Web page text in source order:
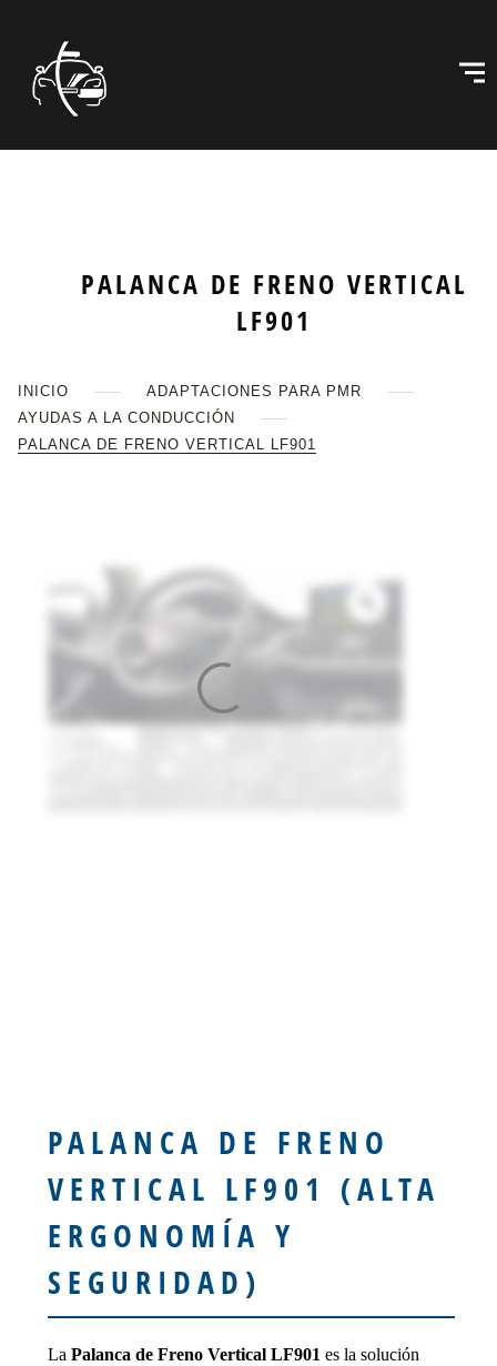
INICIO
ADAPTACIONES PARA PMR
AYUDAS A LA CONDUCCIÓN
PALANCA DE FRENO VERTICAL LF901
PALANCA DE FRENO VERTICAL
LF901
PALANCA DE FRENO
VERTICAL LF901 (ALTA
ERGONOMÍA Y
SEGURIDAD)
La Palanca de Freno Vertical LF901 es la solución